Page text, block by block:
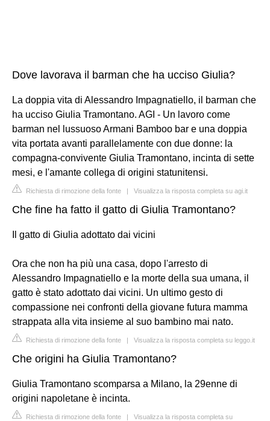
Dove lavorava il barman che ha ucciso Giulia?
La doppia vita di Alessandro Impagnatiello, il barman che
ha ucciso Giulia Tramontano. AGI - Un lavoro come
barman nel lussuoso Armani Bamboo bar e una doppia
vita portata avanti parallelamente con due donne: la
compagna-convivente Giulia Tramontano, incinta di sette
mesi, e l'amante collega di origini statunitensi.
Richiesta di rimozione della fonte | Visualizza la risposta completa su agi.it
Che fine ha fatto il gatto di Giulia Tramontano?
Il gatto di Giulia adottato dai vicini
Ora che non ha più una casa, dopo l'arresto di
Alessandro Impagnatiello e la morte della sua umana, il
gatto è stato adottato dai vicini. Un ultimo gesto di
compassione nei confronti della giovane futura mamma
strappata alla vita insieme al suo bambino mai nato.
Richiesta di rimozione della fonte | Visualizza la risposta completa su leggo.it
Che origini ha Giulia Tramontano?
Giulia Tramontano scomparsa a Milano, la 29enne di
origini napoletane è incinta.
Richiesta di rimozione della fonte | Visualizza la risposta completa su